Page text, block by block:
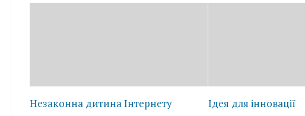
Незаконна дитина Інтернету Ідея для інновації